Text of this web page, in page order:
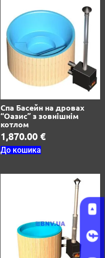
Спа Басейн на дровах
“Оазис” з зовнішнім
котлом
1,870.00 €
До кошика